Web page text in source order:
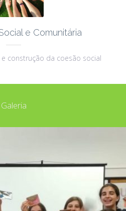
e Comunitária
construção da coesão social
Galeria